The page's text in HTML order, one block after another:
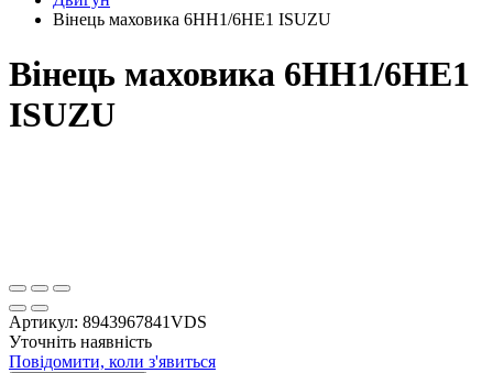
Вінець маховика 6НН1/6НЕ1 ISUZU
Вінець маховика 6НН1/6НЕ1
ISUZU
Артикул: 8943967841VDS
Уточніть наявність
Повідомити, коли з'явиться